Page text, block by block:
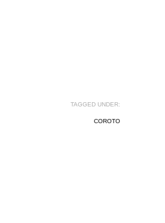
TAGGED UNDER:
COROTO